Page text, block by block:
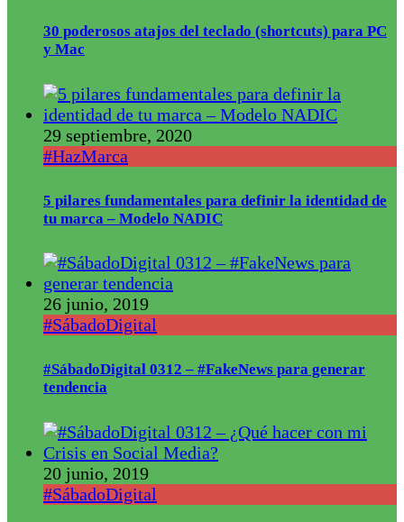
30 poderosos atajos del teclado (shortcuts) para PC
y Mac
29 septiembre, 2020
#HazMarca
5 pilares fundamentales para definir la identidad de
tu marca – Modelo NADIC
26 junio, 2019
#SábadoDigital
#SábadoDigital 0312 – #FakeNews para generar
tendencia
20 junio, 2019
#SábadoDigital